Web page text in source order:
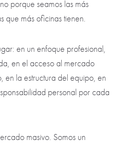
porque seamos las más
que más oficinas tienen.
en un enfoque profesional,
en el acceso al mercado
la estructura del equipo, en
personal por cada
masivo. Somos un